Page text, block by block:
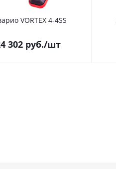
VORTEX 4-4SS
302 руб./шт